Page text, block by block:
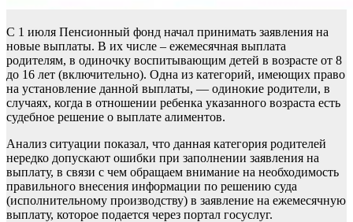
С 1 июля Пенсионный фонд начал принимать заявления на
новые выплаты. В их числе – ежемесячная выплата
родителям, в одиночку воспитывающим детей в возрасте от 8
до 16 лет (включительно). Одна из категорий, имеющих право
на установление данной выплаты, — одинокие родители, в
случаях, когда в отношении ребенка указанного возраста есть
судебное решение о выплате алиментов.
Анализ ситуации показал, что данная категория родителей
нередко допускают ошибки при заполнении заявления на
выплату, в связи с чем обращаем внимание на необходимость
правильного внесения информации по решению суда
(исполнительному производству) в заявление на ежемесячную
выплату, которое подается через портал госуслуг.